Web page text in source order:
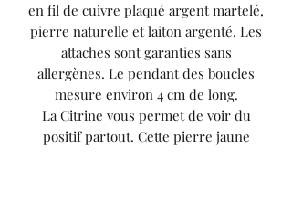
en fil de cuivre plaqué argent martelé,
pierre naturelle et laiton argenté. Les
attaches sont garanties sans
allergènes. Le pendant des boucles
mesure environ 4 cm de long.
La Citrine vous permet de voir du
positif partout. Cette pierre jaune